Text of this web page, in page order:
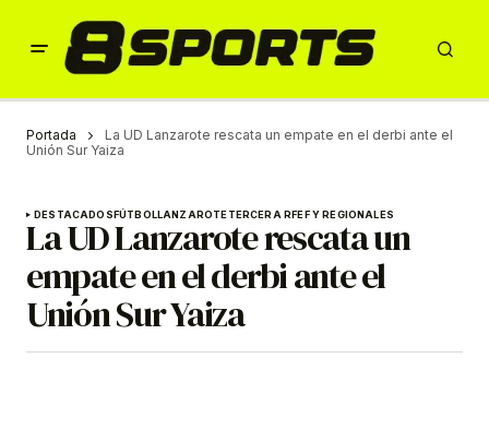
Portada
La UD Lanzarote rescata un empate en el derbi ante el
Unión Sur Yaiza
DESTACADOSFÚTBOLLANZAROTETERCERA RFEF Y REGIONALES
La UD Lanzarote rescata un
empate en el derbi ante el
Unión Sur Yaiza